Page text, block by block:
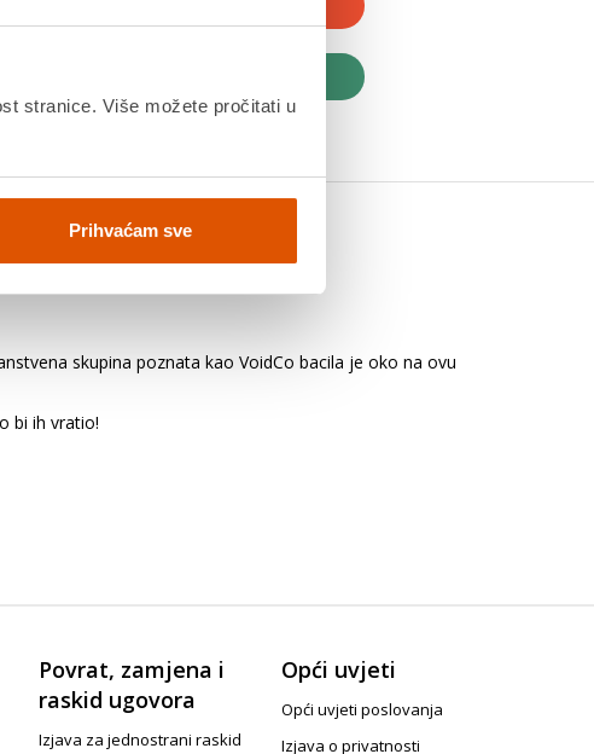
stranice. Više možete pročitati u
Prihvaćam sve
skupina poznata kao VoidCo bacila je oko na ovu
bi ih vratio!
Povrat, zamjena i
raskid ugovora
Izjava za jednostrani raskid
Opći uvjeti
Opći uvjeti poslovanja
Izjava o privatnosti